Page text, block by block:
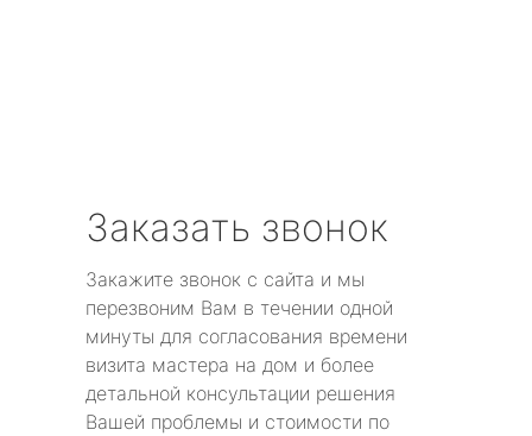
Заказать звонок
Закажите звонок с сайта и мы
перезвоним Вам в течении одной
минуты для согласования времени
визита мастера на дом и более
детальной консультации решения
Вашей проблемы и стоимости по